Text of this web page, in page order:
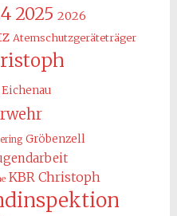
2025 2026
Atemschutzgeräteträger
Eichenau
Gröbenzell
KBR Christoph